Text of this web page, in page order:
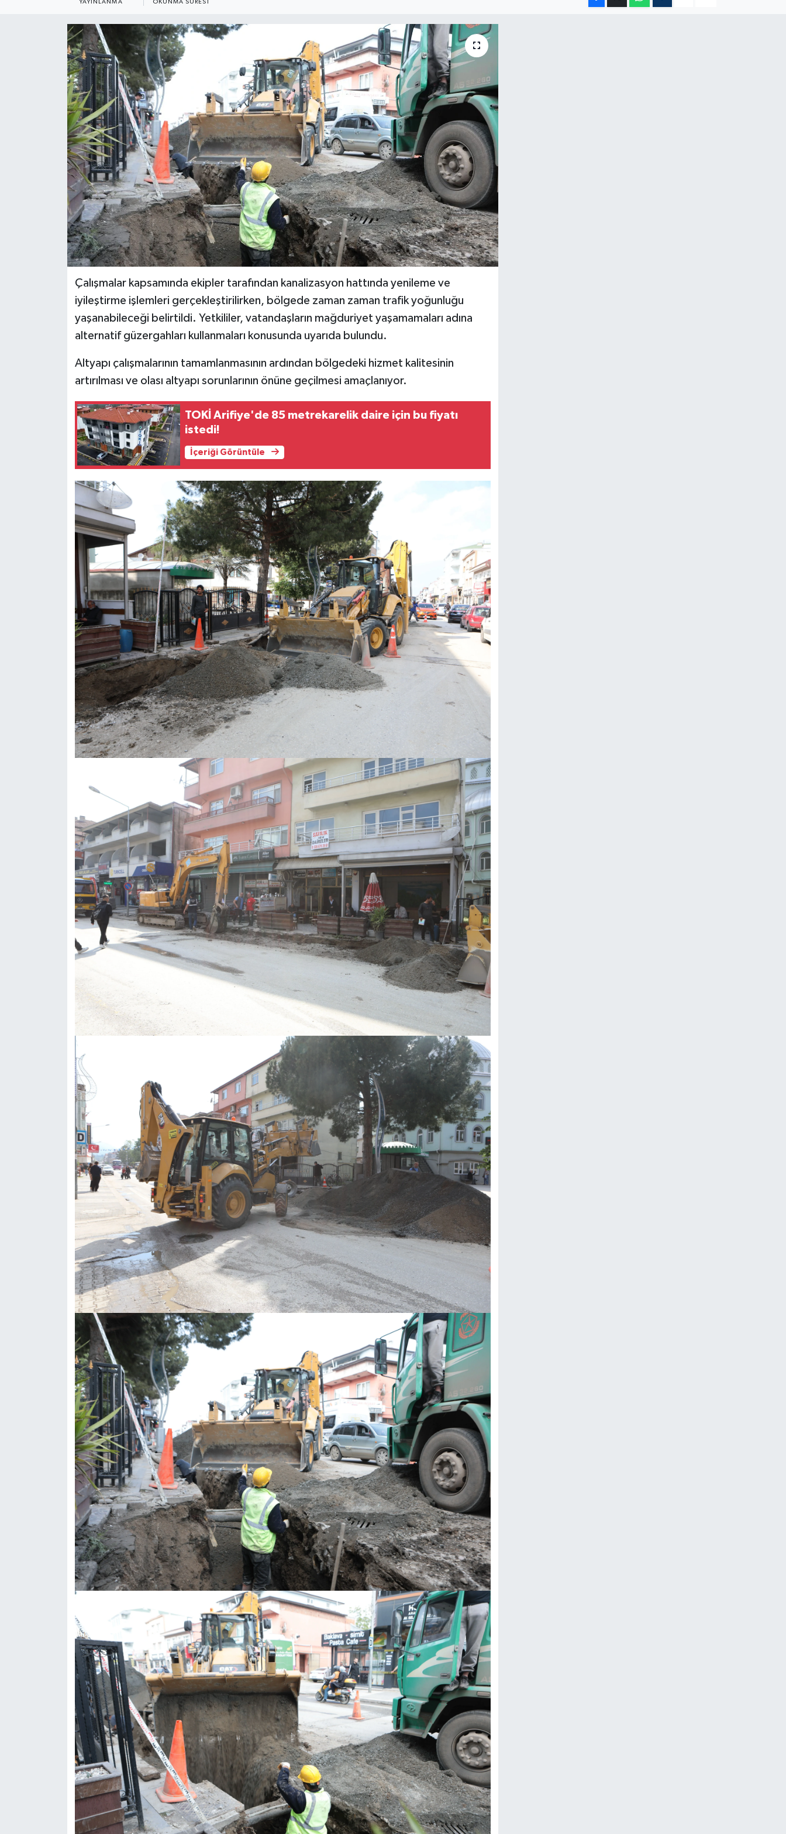
YAYINLANMA OKUNMA SÜRESI
Çalışmalar kapsamında ekipler tarafından kanalizasyon hattında yenileme ve
iyileştirme işlemleri gerçekleştirilirken, bölgede zaman zaman trafik yoğunluğu
yaşanabileceği belirtildi. Yetkililer, vatandaşların mağduriyet yaşamamaları adına
alternatif güzergahları kullanmaları konusunda uyarıda bulundu.
Altyapı çalışmalarının tamamlanmasının ardından bölgedeki hizmet kalitesinin
artırılması ve olası altyapı sorunlarının önüne geçilmesi amaçlanıyor.
TOKİ Arifiye'de 85 metrekarelik daire için bu fiyatı
istedi!
İçeriği Görüntüle